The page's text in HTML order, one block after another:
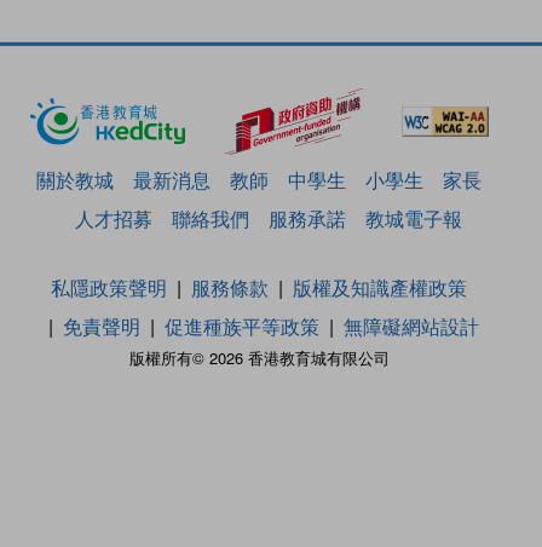
關於教城 最新消息 教師 中學生 小學生
家長
人才招募
聯絡我們 服務承諾 教城電子報
版權所有© 2026 香港教育城有限公司
私隱政策聲明 服務條款
版權及知識產權政策
免責聲明
促進種族平等政策 無障礙網站設計